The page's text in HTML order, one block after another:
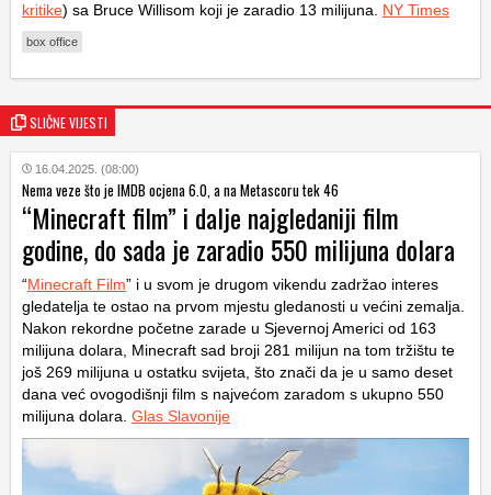
kritike) sa Bruce Willisom koji je zaradio 13 milijuna. NY Times
box office
SLIČNE VIJESTI
16.04.2025. (08:00)
Nema veze što je IMDB ocjena 6.0, a na Metascoru tek 46
“Minecraft film” i dalje najgledaniji film
godine, do sada je zaradio 550 milijuna dolara
“Minecraft Film” i u svom je drugom vikendu zadržao interes
gledatelja te ostao na prvom mjestu gledanosti u većini zemalja.
Nakon rekordne početne zarade u Sjevernoj Americi od 163
milijuna dolara, Minecraft sad broji 281 milijun na tom tržištu te
još 269 milijuna u ostatku svijeta, što znači da je u samo deset
dana već ovogodišnji film s najvećom zaradom s ukupno 550
milijuna dolara. Glas Slavonije